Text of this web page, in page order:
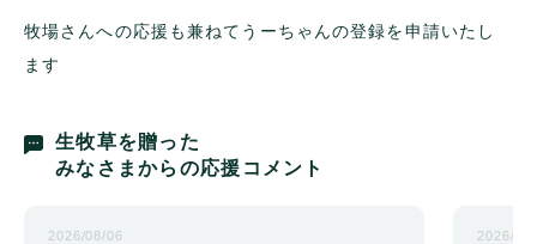
牧場さんへの応援も兼ねてうーちゃんの登録を申請いたし
ます
生牧草を贈った
みなさまからの応援コメント
2026/08/06 2026/